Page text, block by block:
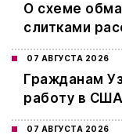
О схеме
слитками
07 АВГУСТА 2026
Гражданам
работу в
07 АВГУСТА 2026